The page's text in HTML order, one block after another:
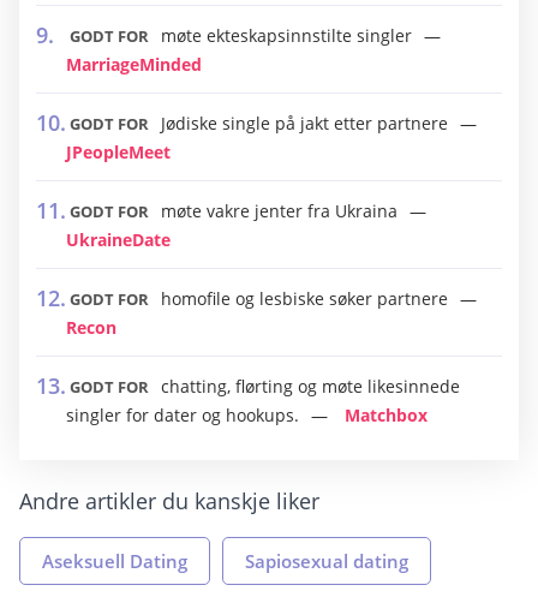
GODT FOR
møte ekteskapsinnstilte singler
MarriageMinded
GODT FOR
Jødiske single på jakt etter partnere
JPeopleMeet
GODT FOR
møte vakre jenter fra Ukraina
UkraineDate
GODT FOR
homofile og lesbiske søker partnere
Recon
GODT FOR chatting, flørting og møte likesinnede
singler for dater og hookups.
Matchbox
Andre artikler du kanskje liker
Aseksuell Dating Sapiosexual dating